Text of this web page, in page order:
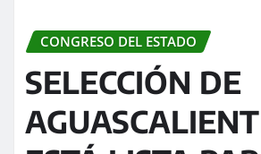
CONGRESO DEL ESTADO
SELECCIÓN DE